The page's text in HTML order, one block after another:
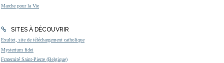
Marche pour la Vie
SITES À DÉCOUVRIR
Exultet, site de téléchargement catholique
Mysterium fidei
Fraternité Saint-Pierre (Belgique)